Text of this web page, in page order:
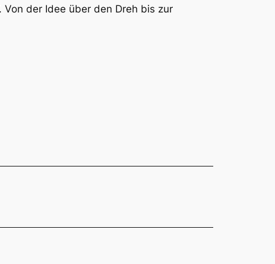
der Idee über den Dreh bis zur